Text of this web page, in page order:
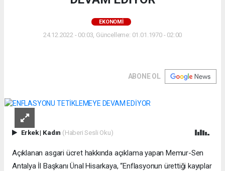
EKONOMİ
24.12.2022 - 00:03, Güncelleme: 01.01.1970 - 02:00
ABONE OL
Erkek| Kadın (Haberi Sesli Oku)
Açıklanan asgari ücret hakkında açıklama yapan Memur-Sen
Antalya İl Başkanı Ünal Hisarkaya, “Enflasyonun ürettiği kayıplar